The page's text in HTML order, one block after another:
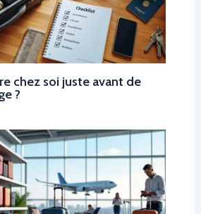
chez soi juste avant de
?